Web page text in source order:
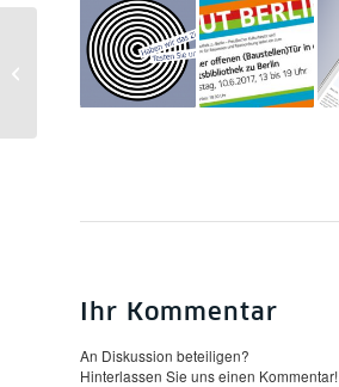
Ihr Kommentar
An Diskussion beteiligen?
Hinterlassen Sie uns einen Kommentar!
Licht 3: SCHÄTZE FÜR ALLE |
Adventszeit 2022